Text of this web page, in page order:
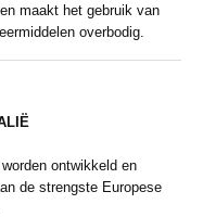
maakt het gebruik van
overbodig.
ontwikkeld en
de strengste Europese